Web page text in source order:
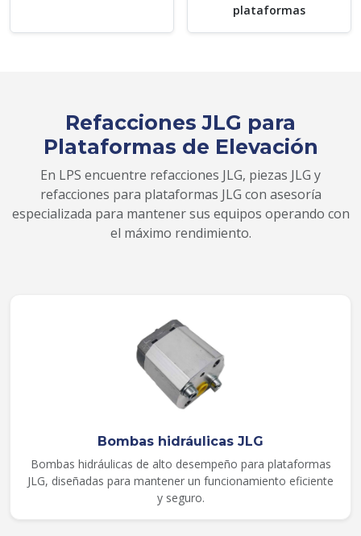
plataformas
Refacciones JLG para
Plataformas de Elevación
En LPS encuentre refacciones JLG, piezas JLG y
refacciones para plataformas JLG con asesoría
especializada para mantener sus equipos operando con
el máximo rendimiento.
Bombas hidráulicas JLG
Bombas hidráulicas de alto desempeño para plataformas
JLG, diseñadas para mantener un funcionamiento eficiente
y seguro.